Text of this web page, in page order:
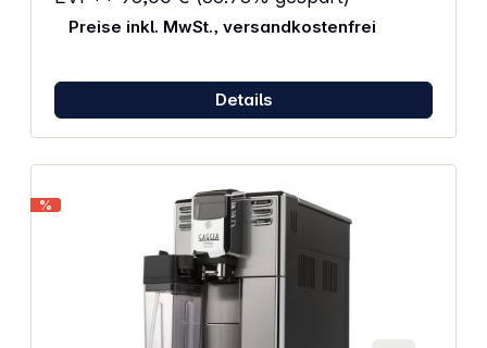
erhitzen 0,8 Liter Wasser in wenigen Minuten. Die
automatische Abschaltung und ein
Nutzung. Ein Summer zeigt an, wenn das Wasser die
gewünschte Temperatur erreicht. Eigenschaften:
Kabelloses Erhitzen durch Akkubetrieb Volumen von
800 ml – perfekt für unterwegs Doppelwandige
Kocht Wasser in ca. 8 Minuten (23°C
Starttemperatur) Trockenlaufschutz und
automatische Abschaltung für zusätzliche Sicherheit
Abmessungen (BxHxT): 26,3 x 30,7 x 23,3 cm
Gewicht: 2,7 – 3,4 kg Akkus nicht im Lieferumfang
Preise inkl. MwSt., versandkostenfrei
Details
%